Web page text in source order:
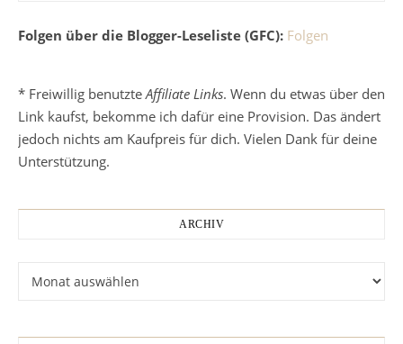
Folgen über die Blogger-Leseliste (GFC): Folgen
* Freiwillig benutzte Affiliate Links. Wenn du etwas über den
Link kaufst, bekomme ich dafür eine Provision. Das ändert
jedoch nichts am Kaufpreis für dich. Vielen Dank für deine
Unterstützung.
ARCHIV